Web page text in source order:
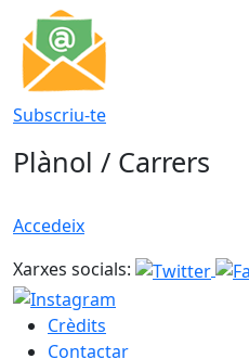
Subscriu-te
Plànol / Carrers
Accedeix
Xarxes socials:
Crèdits
Contactar